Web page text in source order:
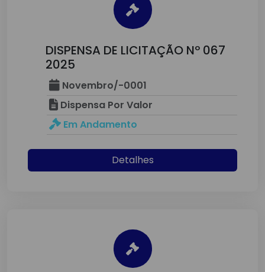
DISPENSA DE LICITAÇÃO Nº 067
2025
Novembro/-0001
Dispensa Por Valor
Em Andamento
Detalhes